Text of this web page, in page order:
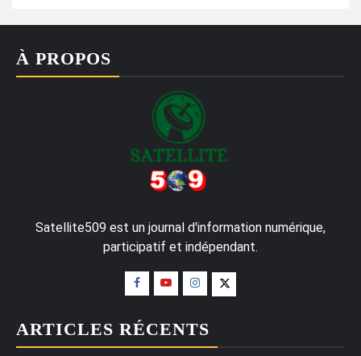
À PROPOS
Satellite509 est un journal d'information numérique,
participatif et indépendant.
ARTICLES RÉCENTS